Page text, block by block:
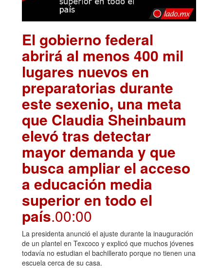
El gobierno federal
abrirá al menos 400 mil
lugares nuevos en
preparatorias durante
este sexenio, una meta
que Claudia Sheinbaum
elevó tras detectar
mayor demanda y que
busca ampliar el acceso
a educación media
superior en todo el
país.00:00
La presidenta anunció el ajuste durante la inauguración
de un plantel en Texcoco y explicó que muchos jóvenes
todavía no estudian el bachillerato porque no tienen una
escuela cerca de su casa.